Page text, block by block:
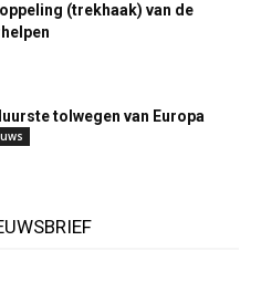
(trekhaak) van de
tolwegen van Europa